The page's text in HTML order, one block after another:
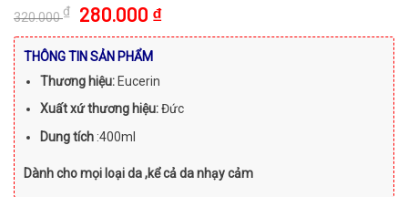
320.000₫
Giá
gốc
là:
320.000 ₫.
280.000 ₫Giá
hiện
280.000 ₫.
THÔNG TIN SẢN PHẨM
Thương hiệu: Eucerin
Xuất xứ thương hiệu:Đức
Dung tích :400ml
Dành cho mọi loại da ,kể cả da nhạy cảm